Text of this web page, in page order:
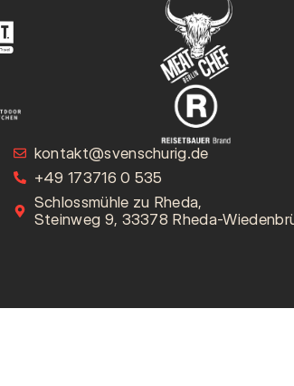
kontakt@svenschurig.de
+49 173716 0 535
Schlossmühle zu Rheda,
Steinweg 9, 33378 Rheda-